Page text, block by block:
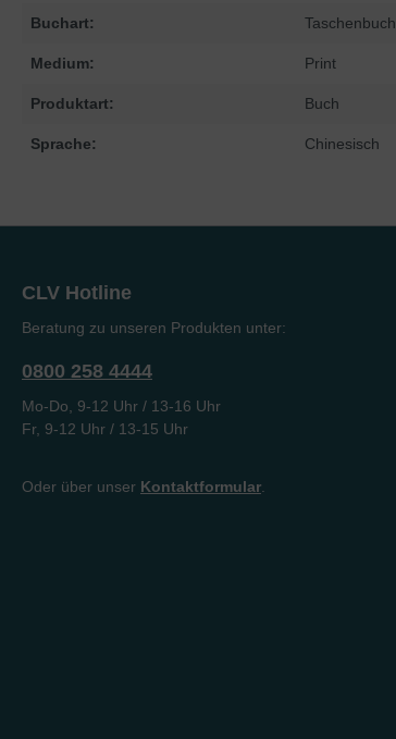
Buchart: Taschenbuch
Medium: Print
Produktart: Buch
Sprache: Chinesisch
CLV Hotline
Beratung zu unseren Produkten unter:
0800 258 4444
Mo-Do, 9-12 Uhr / 13-16 Uhr
Fr, 9-12 Uhr / 13-15 Uhr
Oder über unser Kontaktformular.